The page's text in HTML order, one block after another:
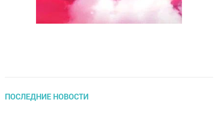
ПОСЛЕДНИЕ НОВОСТИ